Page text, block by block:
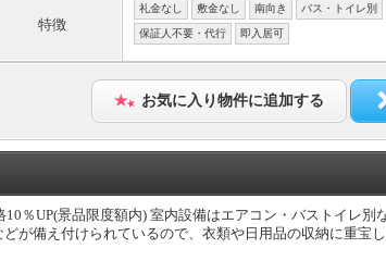
特徴
礼金なし 敷金なし 南向き バス・トイレ別
保証人不要・代行 即入居可
お気に入り物件に追加する
10％UP(景品限度額内) 室内設備はエアコン・バストイレ別
が備え付けられているので、衣類や日用品の収納に重宝